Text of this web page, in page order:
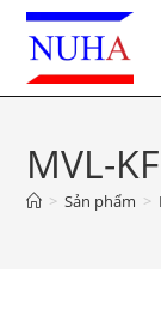
Skip
content
MVL-
> Sản phẩm >